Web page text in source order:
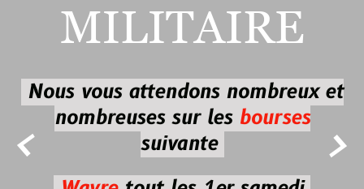
 
MILITAIRE
Nous vous attendons nombreux et
nombreuses sur les bourses
suivante